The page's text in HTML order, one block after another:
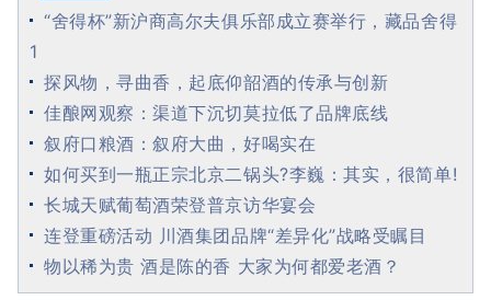
“舍得杯”新沪商高尔夫俱乐部成立赛举行，藏品舍得
1
探风物，寻曲香，起底仰韶酒的传承与创新
佳酿网观察：渠道下沉切莫拉低了品牌底线
叙府口粮酒：叙府大曲，好喝实在
如何买到一瓶正宗北京二锅头?李巍：其实，很简单!
长城天赋葡萄酒荣登普京访华宴会
连登重磅活动 川酒集团品牌“差异化”战略受瞩目
物以稀为贵 酒是陈的香 大家为何都爱老酒？